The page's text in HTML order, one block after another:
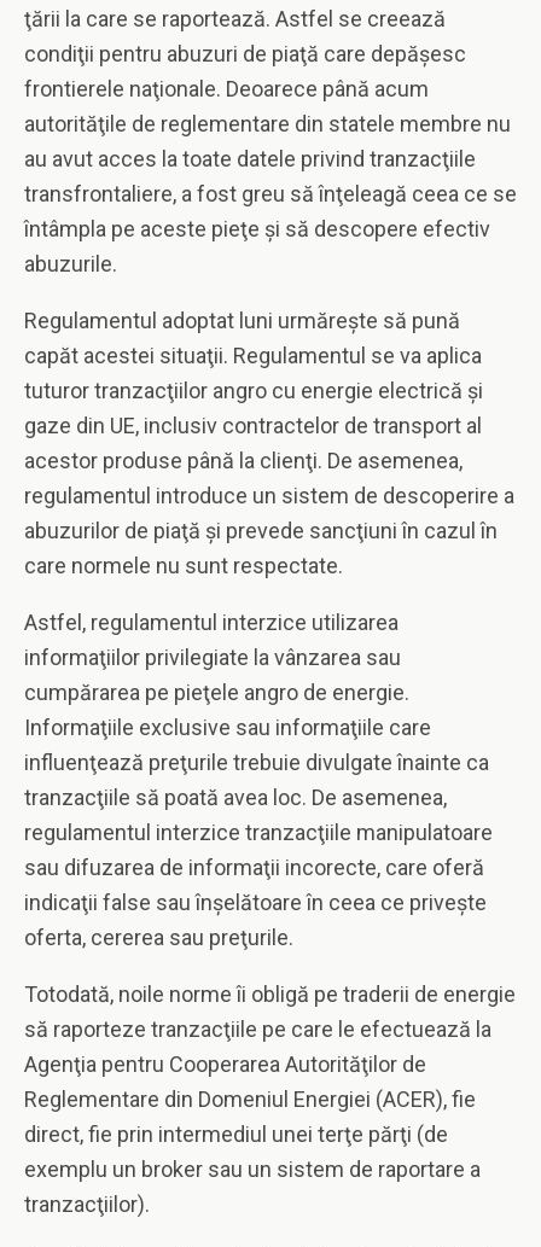
ţării la care se raportează. Astfel se creează
condiţii pentru abuzuri de piaţă care depăşesc
frontierele naţionale. Deoarece până acum
autorităţile de reglementare din statele membre nu
au avut acces la toate datele privind tranzacţiile
transfrontaliere, a fost greu să înţeleagă ceea ce se
întâmpla pe aceste pieţe şi să descopere efectiv
abuzurile.
Regulamentul adoptat luni urmăreşte să pună
capăt acestei situaţii. Regulamentul se va aplica
tuturor tranzacţiilor angro cu energie electrică şi
gaze din UE, inclusiv contractelor de transport al
acestor produse până la clienţi. De asemenea,
regulamentul introduce un sistem de descoperire a
abuzurilor de piaţă şi prevede sancţiuni în cazul în
care normele nu sunt respectate.
Astfel, regulamentul interzice utilizarea
informaţiilor privilegiate la vânzarea sau
cumpărarea pe pieţele angro de energie.
Informaţiile exclusive sau informaţiile care
influenţează preţurile trebuie divulgate înainte ca
tranzacţiile să poată avea loc. De asemenea,
regulamentul interzice tranzacţiile manipulatoare
sau difuzarea de informaţii incorecte, care oferă
indicaţii false sau înşelătoare în ceea ce priveşte
oferta, cererea sau preţurile.
Totodată, noile norme îi obligă pe traderii de energie
să raporteze tranzacţiile pe care le efectuează la
Agenţia pentru Cooperarea Autorităţilor de
Reglementare din Domeniul Energiei (ACER), fie
direct, fie prin intermediul unei terţe părţi (de
exemplu un broker sau un sistem de raportare a
tranzacţiilor).